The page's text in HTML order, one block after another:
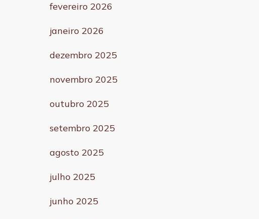
fevereiro 2026
janeiro 2026
dezembro 2025
novembro 2025
outubro 2025
setembro 2025
agosto 2025
julho 2025
junho 2025